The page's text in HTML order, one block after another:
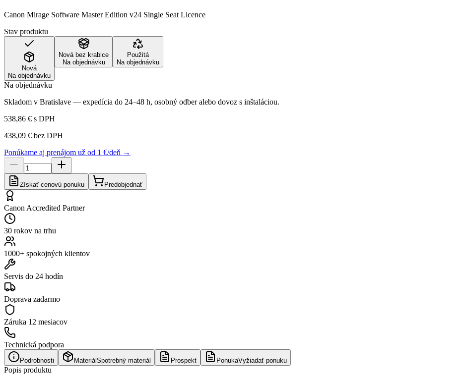
Canon Mirage Software Master Edition v24 Single Seat Licence
Stav produktu
Nová
Na objednávku
Nová bez krabice
Na objednávku
Použitá
Na objednávku
Na objednávku
Skladom v Bratislave — expedícia do 24–48 h, osobný odber alebo dovoz s inštaláciou.
538,86 € s DPH
438,09 € bez DPH
Ponúkame aj prenájom už od 1 €/deň →
Získať cenovú ponuku Predobjednať
Canon Accredited Partner
30 rokov na trhu
1000+ spokojných klientov
Servis do 24 hodín
Doprava zadarmo
Záruka 12 mesiacov
Technická podpora
Podrobnosti Materiál Spotrebný materiál Prospekt PonukaVyžiadať ponuku
Popis produktu